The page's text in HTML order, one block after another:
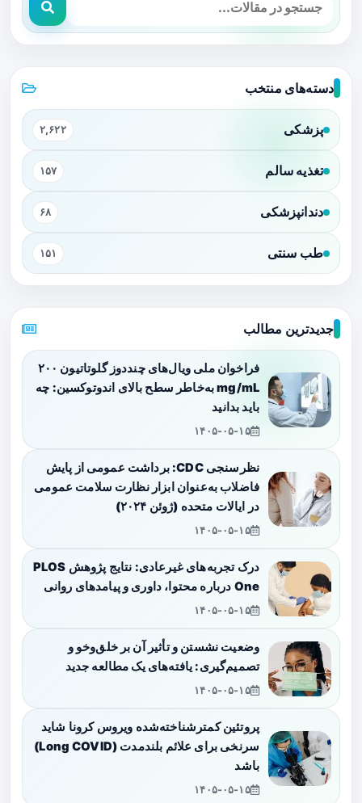
دسته‌های منتخب
پزشکی ۲,۶۲۲
تغذیه سالم ۱۵۷
دندانپزشکی ۶۸
طب سنتی ۱۵۱
جدیدترین مطالب
فراخوان ملی ویال‌های چنددوز گلوتاتیون ۲۰۰
mg/mL به‌خاطر سطح بالای اندوتوکسین: چه
باید بدانید
۱۴۰۵-۰۵-۱۵
نظرسنجی CDC: برداشت عمومی از پایش
فاضلاب به‌عنوان ابزار نظارت سلامت عمومی
در ایالات متحده (ژوئن ۲۰۲۴)
۱۴۰۵-۰۵-۱۵
درک تجربه‌های غیرعادی: نتایج پژوهش PLOS
One درباره محتوا، داوری و پیامدهای روانی
۱۴۰۵-۰۵-۱۵
وضعیت نشستن و تأثیر آن بر خلق‌وخو و
تصمیم‌گیری: یافته‌های یک مطالعه جدید
۱۴۰۵-۰۵-۱۵
پروتئین کمترشناخته‌شده ویروس کرونا شاید
سرنخی برای علائم بلندمدت (Long COVID)
باشد
۱۴۰۵-۰۵-۱۵